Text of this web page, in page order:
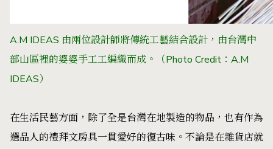
A.M IDEAS 由兩位設計師將傳統工藝結合設計，由台灣中
部山區裡的婆婆手工工編織而成。（Photo Credit： A.M
IDEAS）
在生活民藝方面，除了全是台灣在地製造的物品，也有作為
選品人的禮拜文房具一貫愛好的復古味。不論是在雜貨店就